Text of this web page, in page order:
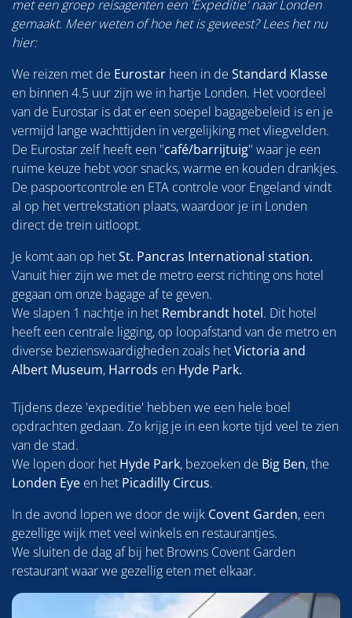
met een groep reisagenten een 'Expeditie' naar Londen
gemaakt. Meer weten of hoe het is geweest? Lees het nu
hier:
We reizen met de Eurostar heen in de Standard Klasse
en binnen 4.5 uur zijn we in hartje Londen. Het voordeel
van de Eurostar is dat er een soepel bagagebeleid is en je
vermijd lange wachttijden in vergelijking met vliegvelden.
De Eurostar zelf heeft een "café/barrijtuig" waar je een
ruime keuze hebt voor snacks, warme en kouden drankjes.
De paspoortcontrole en ETA controle voor Engeland vindt
al op het vertrekstation plaats, waardoor je in Londen
direct de trein uitloopt.
Je komt aan op hetSt. Pancras International station.
Vanuit hier zijn we met de metro eerst richting ons hotel
gegaan om onze bagage af te geven.
We slapen 1 nachtje in het Rembrandt hotel. Dit hotel
heeft een centrale ligging, op loopafstand van de metro en
diverse bezienswaardigheden zoals hetVictoria and
Albert Museum, Harrods en Hyde Park.
Tijdens deze 'expeditie' hebben we een hele boel
opdrachten gedaan. Zo krijg je in een korte tijd veel te zien
van de stad.
We lopen door het Hyde Park, bezoeken de Big Ben, the
Londen Eye en het Picadilly Circus.
In de avond lopen we door de wijk Covent Garden, een
gezellige wijk met veel winkels en restaurantjes.
We sluiten de dag af bij het Browns Covent Garden
restaurant waar we gezellig eten met elkaar.